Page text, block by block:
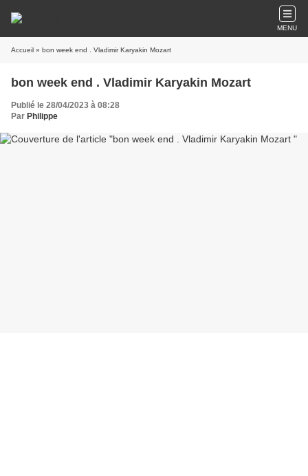
MENU
Accueil » bon week end . Vladimir Karyakin Mozart
bon week end . Vladimir Karyakin Mozart
Publié le 28/04/2023 à 08:28
Par Philippe